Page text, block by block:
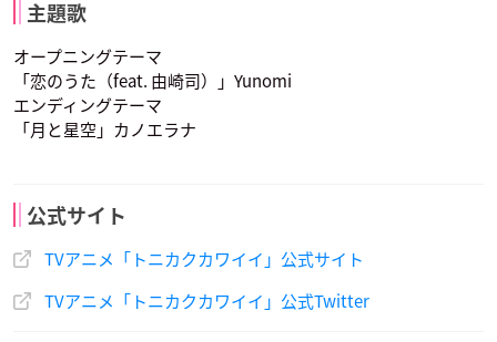
主題歌
オープニングテーマ
「恋のうた（feat. 由崎司）」Yunomi
エンディングテーマ
「月と星空」カノエラナ
公式サイト
TVアニメ「トニカクカワイイ」公式サイト
TVアニメ「トニカクカワイイ」公式Twitter